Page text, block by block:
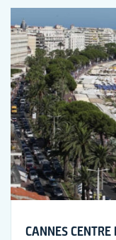
CANNES